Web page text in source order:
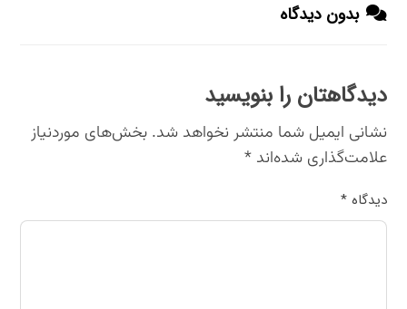
بدون دیدگاه
دیدگاهتان را بنویسید
نشانی ایمیل شما منتشر نخواهد شد. بخش‌های موردنیاز
علامت‌گذاری شده‌اند*
دیدگاه*